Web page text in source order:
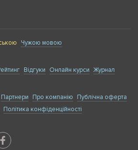
Чужою мовою
Відгуки Онлайн курси Журнал
Партнери Про компанію
Публічна оферта
Політика конфіденційності